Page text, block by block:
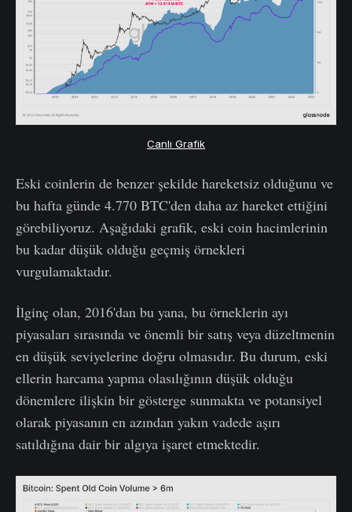
Canlı Grafik
Eski coinlerin de benzer şekilde hareketsiz olduğunu ve
bu hafta günde 4.770 BTC'den daha az hareket ettiğini
görebiliyoruz. Aşağıdaki grafik, eski coin hacimlerinin
bu kadar düşük olduğu geçmiş örnekleri
vurgulamaktadır.
İlginç olan, 2016'dan bu yana, bu örneklerin ayı
piyasaları sırasında ve önemli bir satış veya düzeltmenin
en düşük seviyelerine doğru olmasıdır. Bu durum, eski
ellerin harcama yapma olasılığının düşük olduğu
dönemlere ilişkin bir gösterge sunmakta ve potansiyel
olarak piyasanın en azından yakın vadede aşırı
satıldığına dair bir algıya işaret etmektedir.